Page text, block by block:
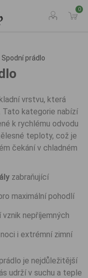
0
Spodní prádlo
vrstvu, která
Tato kategorie nabízí
k rychlému odvodu
teploty, což je
čekání v chladném
zabraňující
maximální pohodlí
nepříjemných
i extrémní zimní
je nejdůležitější
udrží v suchu a teple